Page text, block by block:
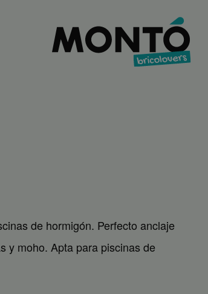
de hormigón. Perfecto anclaje
y moho. Apta para piscinas de